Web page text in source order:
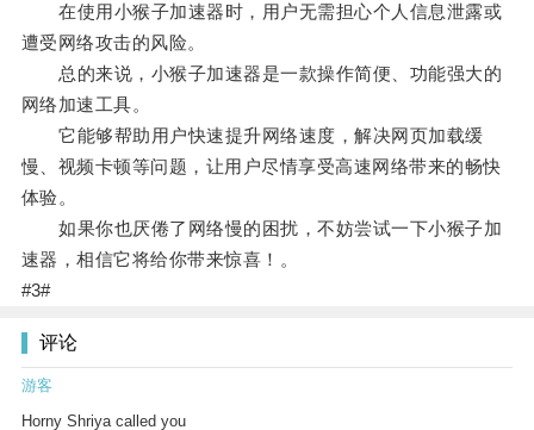
在使用小猴子加速器时，用户无需担心个人信息泄露或
遭受网络攻击的风险。
总的来说，小猴子加速器是一款操作简便、功能强大的
网络加速工具。
它能够帮助用户快速提升网络速度，解决网页加载缓
慢、视频卡顿等问题，让用户尽情享受高速网络带来的畅快
体验。
如果你也厌倦了网络慢的困扰，不妨尝试一下小猴子加
速器，相信它将给你带来惊喜！。
#3#
评论
游客
Horny Shriya called you